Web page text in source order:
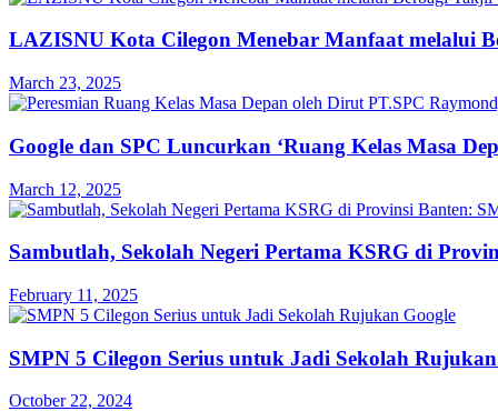
LAZISNU Kota Cilegon Menebar Manfaat melalui
March 23, 2025
Google dan SPC Luncurkan ‘Ruang Kelas Masa
March 12, 2025
Sambutlah, Sekolah Negeri Pertama KSRG di
February 11, 2025
SMPN 5 Cilegon Serius untuk Jadi Sekolah
October 22, 2024